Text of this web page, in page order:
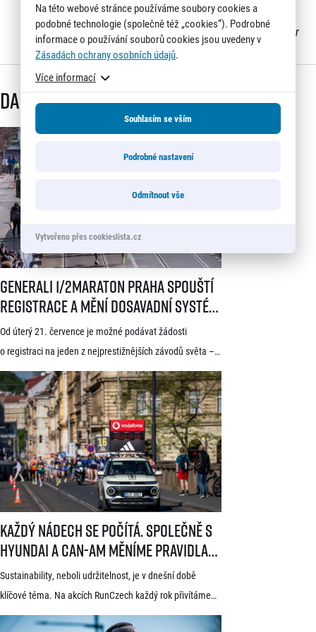
Zdroj fotografií: Český paralympijský výbor
Další články
Generali 1/2Maraton Praha spouští
registrace a mění dosavadní systém!
Třítýdenní lhůta na podání žádosti
startuje 21. července
Od úterý 21. července je možné podávat žádosti
o registraci na jeden z nejprestižnějších závodů světa –
Generali 1/2Maraton Praha. Do povědomí běžců se
dostal nejen trasou vedoucí srdcem historické Prahy, ale
i tradicí a naprosto jedinečnou atmosférou. Pyšní se
známkou kvality World Athletics Elite Label, spadá do
seriálu evropských půlmaratonů zvaného SuperHalfs
a jedná se o nejžádanější z pěti závodů RunCzech Halfs.
[…]
Generali 1/2Maraton Praha spouští registrace a mění dosavadní
Každý nádech se počítá. Společně s
Hyundai a Can-Am měníme pravidla
hry
Sustainability, neboli udržitelnost, je v dnešní době
klíčové téma. Na akcích RunCzech každý rok přivítáme
statisíce osob, které motivujeme k pohybu a zdravému
Každý nádech se počítá. Společně s Hyundai a Can-Am měníme
Na této webové stránce používáme soubory cookies a
podobné technologie (společně též „cookies“). Podrobné
informace o používání souborů cookies jsou uvedeny v
Zásadách ochrany osobních údajů.
Více informací
Souhlasím se vším
Podrobné nastavení
Odmítnout vše
Vytvořeno přes cookieslista.cz